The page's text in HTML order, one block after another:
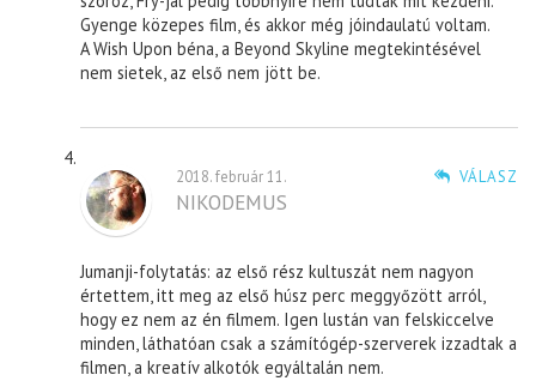
Gyenge közepes film, és akkor még jóindaulatú voltam.
A Wish Upon béna, a Beyond Skyline megtekintésével
nem sietek, az első nem jött be.
VÁLASZ
2018. február 11.
NIKODEMUS
Jumanji-folytatás: az első rész kultuszát nem nagyon
értettem, itt meg az első húsz perc meggyőzött arról,
hogy ez nem az én filmem. Igen lustán van felskiccelve
minden, láthatóan csak a számítógép-szerverek izzadtak a
filmen, a kreatív alkotók egyáltalán nem.